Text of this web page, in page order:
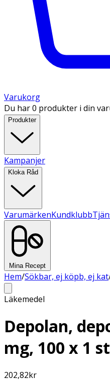
Varukorg
Du har 0 produkter i din
Produkter
Kampanjer
Kloka Råd
VarumärkenKundklubb
Mina Recept
Hem/Sökbar, ej köpb, ej kat
Läkemedel
Depolan,
mg, 100 x 1
202,82kr